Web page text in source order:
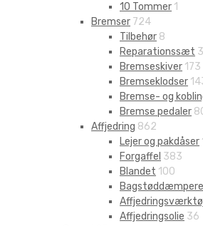
10 Tommer 1
Bremser 724
Tilbehør 8
Reparationssæt
Bremseskiver 173
Bremseklodser
Bremse- og
Bremse pedaler
Affjedring 862
Lejer og pakdåser
Forgaffel 383
Blandet 100
Bagstøddæmpere
Affjedringsolie 36